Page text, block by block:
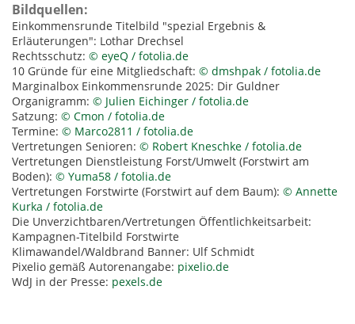
Bildquellen:
Einkommensrunde Titelbild "spezial Ergebnis &
Erläuterungen": Lothar Drechsel
Rechtsschutz: © eyeQ / fotolia.de
10 Gründe für eine Mitgliedschaft: © dmshpak / fotolia.de
Marginalbox Einkommensrunde 2025: Dir Guldner
Organigramm: © Julien Eichinger / fotolia.de
Satzung: © Cmon / fotolia.de
Termine: © Marco2811 / fotolia.de
Vertretungen Senioren: © Robert Kneschke / fotolia.de
Vertretungen Dienstleistung Forst/Umwelt (Forstwirt am
Boden): © Yuma58 / fotolia.de
Vertretungen Forstwirte (Forstwirt auf dem Baum): © Annette
Kurka / fotolia.de
Die Unverzichtbaren/Vertretungen Öffentlichkeitsarbeit:
Kampagnen-Titelbild Forstwirte
Klimawandel/Waldbrand Banner: Ulf Schmidt
Pixelio gemäß Autorenangabe: pixelio.de
WdJ in der Presse: pexels.de